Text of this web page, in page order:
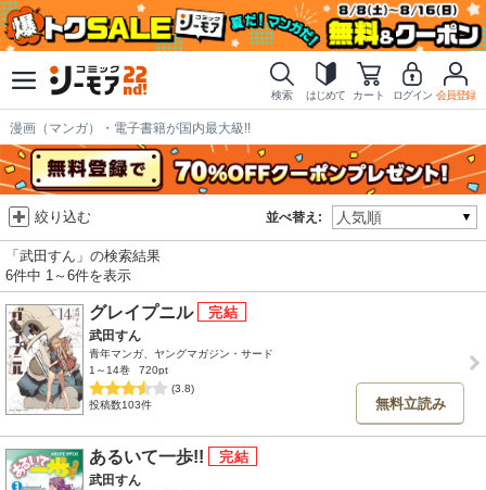
検索 はじめて カート ログイン 会員登録
漫画（マンガ）・電子書籍が国内最大級!!
並べ替え:
絞り込む
「武田すん」の検索結果
6件中 1～6件を表示
グレイプニル
武田すん
青年マンガ、ヤングマガジン・サード
1～14巻
720pt
(3.8)
投稿数103件
無料立読み
あるいて一歩!!
武田すん